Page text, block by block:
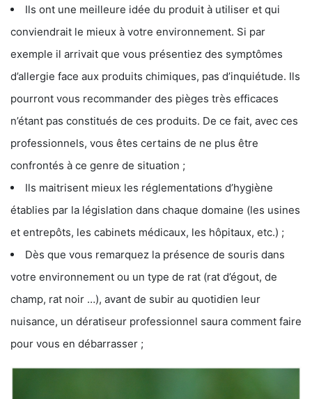
Ils ont une meilleure idée du produit à utiliser et qui
conviendrait le mieux à votre environnement. Si par
exemple il arrivait que vous présentiez des symptômes
d’allergie face aux produits chimiques, pas d’inquiétude. Ils
pourront vous recommander des pièges très efficaces
n’étant pas constitués de ces produits. De ce fait, avec ces
professionnels, vous êtes certains de ne plus être
confrontés à ce genre de situation ;
Ils maitrisent mieux les réglementations d’hygiène
établies par la législation dans chaque domaine (les usines
et entrepôts, les cabinets médicaux, les hôpitaux, etc.) ;
Dès que vous remarquez la présence de souris dans
votre environnement ou un type de rat (rat d’égout, de
champ, rat noir …), avant de subir au quotidien leur
nuisance, un dératiseur professionnel saura comment faire
pour vous en débarrasser ;